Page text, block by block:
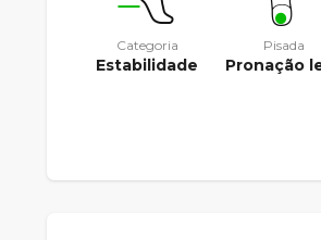
Categoria
Estabilidade
Pisada
Pronação